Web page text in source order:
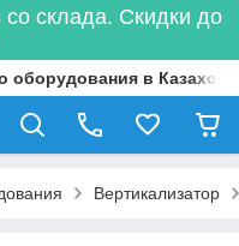
склада. Скидки до
оборудования в
Вертикализатор